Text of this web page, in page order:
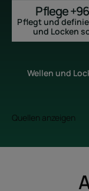
Pflege +96
Pflegt und
und Locken
Wellen und
Quellen anzeigen